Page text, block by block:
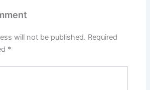
will not be published. Required
*